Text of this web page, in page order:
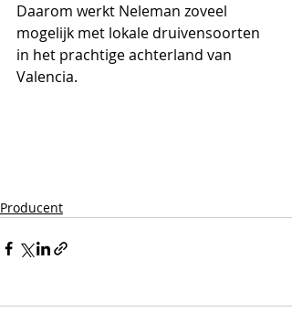
Daarom werkt Neleman zoveel
mogelijk met lokale druivensoorten
in het prachtige achterland van
Valencia.
Producent